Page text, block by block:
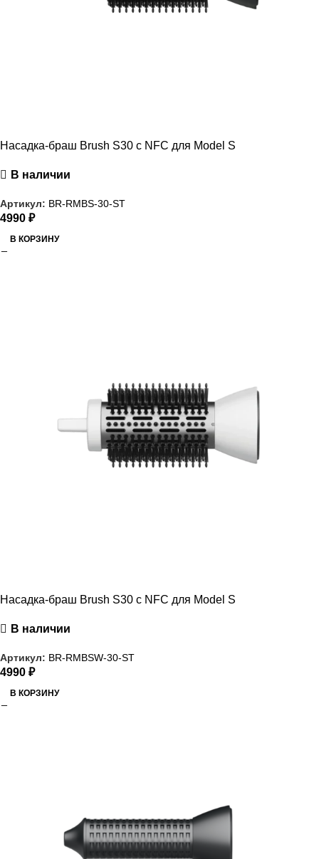
Насадка-браш Brush S30 с NFC для Model S
В наличии
Артикул: BR-RMBS-30-ST
4990 ₽
В КОРЗИНУ
Насадка-браш Brush S30 с NFC для Model S
В наличии
Артикул: BR-RMBSW-30-ST
4990 ₽
В КОРЗИНУ